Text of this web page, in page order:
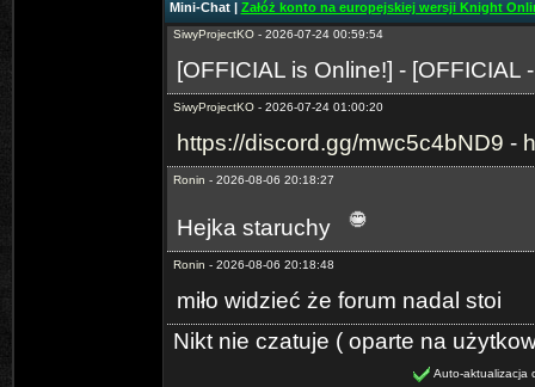
Mini-Chat | Załóż konto na europejskiej wersji Knight
SiwyProjectKO- 2026-07-24 00:59:54
[OFFICIAL is Online!] - [OFFICIAL
SiwyProjectKO- 2026-07-24 01:00:20
https://discord.gg/mwc5c4bND9 -
Ronin - 2026-08-06 20:18:27
Hejka staruchy
Ronin - 2026-08-06 20:18:48
miło widzieć że forum nadal stoi
Nikt nie czatuje ( oparte na
Auto-aktualizacja